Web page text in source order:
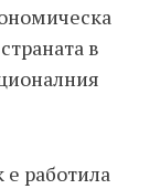
в
работила